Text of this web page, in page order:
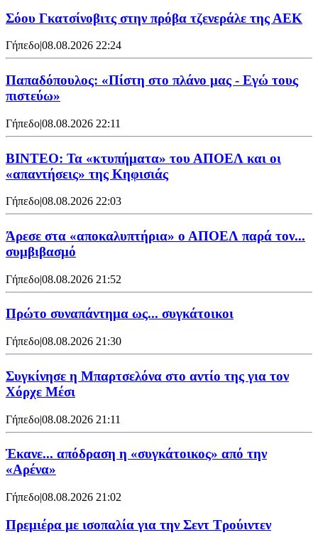
Σόου Γκατσίνοβιτς στην πρόβα τζενεράλε της ΑΕΚ
Γήπεδο|08.08.2026 22:24
Παπαδόπουλος: «Πίστη στο πλάνο μας - Εγώ τους
πιστεύω»
Γήπεδο|08.08.2026 22:11
ΒΙΝΤΕΟ: Τα «κτυπήματα» του ΑΠΟΕΛ και οι
«απαντήσεις» της Κηφισιάς
Γήπεδο|08.08.2026 22:03
Άρεσε στα «αποκαλυπτήρια» ο ΑΠΟΕΛ παρά τον...
συμβιβασμό
Γήπεδο|08.08.2026 21:52
Πρώτο συναπάντημα ως... συγκάτοικοι
Γήπεδο|08.08.2026 21:30
Συγκίνησε η Μπαρτσελόνα στο αντίο της για τον
Χόρχε Μέσι
Γήπεδο|08.08.2026 21:11
Έκανε... απόδραση η «συγκάτοικος» από την
«Αρένα»
Γήπεδο|08.08.2026 21:02
Πρεμιέρα με ισοπαλία για την Σεντ Τρούιντεν